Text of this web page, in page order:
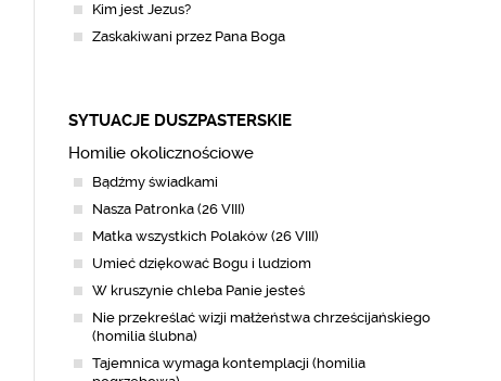
Kim jest Jezus?
Zaskakiwani przez Pana Boga
SYTUACJE DUSZPASTERSKIE
Homilie okolicznościowe
Bądźmy świadkami
Nasza Patronka (26 VIII)
Matka wszystkich Polaków (26 VIII)
Umieć dziękować Bogu i ludziom
W kruszynie chleba Panie jesteś
Nie przekreślać wizji małżeństwa chrześcijańskiego
(homilia ślubna)
Tajemnica wymaga kontemplacji (homilia